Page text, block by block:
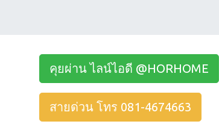
คุยผ่าน ไลน์ไอดี @HORHOME
สายด่วน โทร 081-4674663